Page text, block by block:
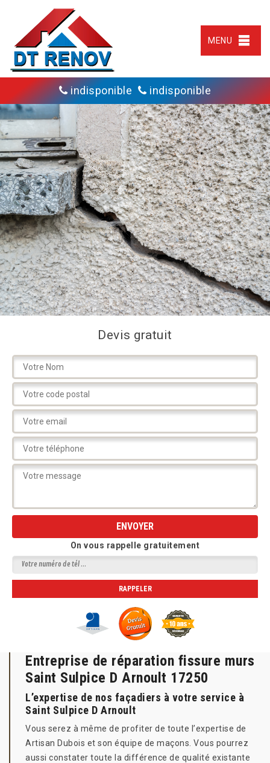
MENU
indisponible indisponible
Devis gratuit
On vous rappelle gratuitement
Entreprise de réparation fissure murs
Saint Sulpice D Arnoult 17250
L’expertise de nos façadiers à votre service à
Saint Sulpice D Arnoult
Vous serez à même de profiter de toute l’expertise de
Artisan Dubois et son équipe de maçons. Vous pourrez
aussi constater toute la différence de qualité existante